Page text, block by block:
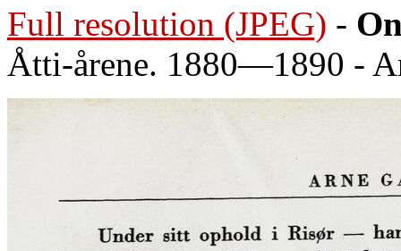
Full resolution (JPEG) -
Åtti-årene. 1880—1890 -